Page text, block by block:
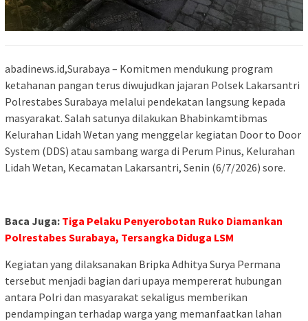
abadinews.id,Surabaya – Komitmen mendukung program
ketahanan pangan terus diwujudkan jajaran Polsek Lakarsantri
Polrestabes Surabaya melalui pendekatan langsung kepada
masyarakat. Salah satunya dilakukan Bhabinkamtibmas
Kelurahan Lidah Wetan yang menggelar kegiatan Door to Door
System (DDS) atau sambang warga di Perum Pinus, Kelurahan
Lidah Wetan, Kecamatan Lakarsantri, Senin (6/7/2026) sore.
Baca Juga: Tiga Pelaku Penyerobotan Ruko Diamankan
Polrestabes Surabaya, Tersangka Diduga LSM
Kegiatan yang dilaksanakan Bripka Adhitya Surya Permana
tersebut menjadi bagian dari upaya mempererat hubungan
antara Polri dan masyarakat sekaligus memberikan
pendampingan terhadap warga yang memanfaatkan lahan